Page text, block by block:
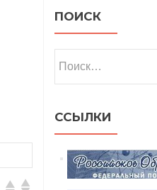
ПОИСК
ССЫЛКИ